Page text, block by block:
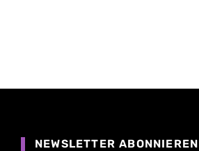
NEWSLETTER ABONNIEREN